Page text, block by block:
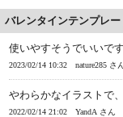
バレンタインテンプレ
使いやすそうでいいで
2023/02/14 10:32 nature285 さ
やわらかなイラストで
2022/02/14 21:02 YandA さん